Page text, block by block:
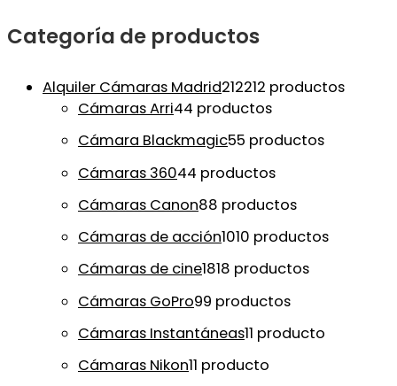
Categoría de productos
Alquiler Cámaras Madrid212212 productos
Cámaras Arri44 productos
Cámara Blackmagic55 productos
Cámaras 36044 productos
Cámaras Canon88 productos
Cámaras de acción1010 productos
Cámaras de cine1818 productos
Cámaras GoPro99 productos
Cámaras Instantáneas11 producto
Cámaras Nikon11 producto